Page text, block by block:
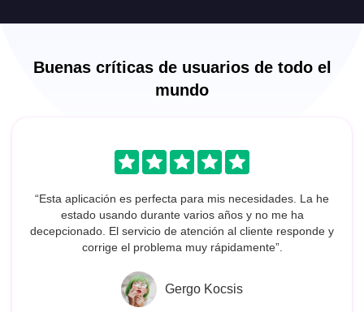
Buenas críticas de usuarios de todo el
mundo
“Esta aplicación es perfecta para mis necesidades. La he
estado usando durante varios años y no me ha
decepcionado. El servicio de atención al cliente responde y
corrige el problema muy rápidamente”.
Gergo Kocsis